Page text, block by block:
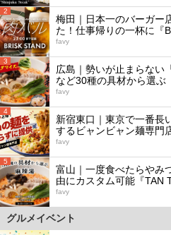
2
梅田｜日本一のバーガー
た！仕事帰りの一杯に『
favy
3
広島｜勢いが止まらない
など30種の具材から選ぶ
favy
4
新宿東口｜東京で一番長
するビャンビャン麺専門
favy
5
富山｜一度食べたらやみ
由にカスタム可能『TAN
favy
グルメイベント